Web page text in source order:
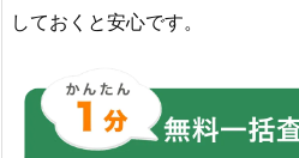
しておくと安心です。